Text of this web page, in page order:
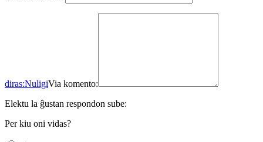
diras:NuligiVia komento:
Elektu la ĝustan respondon sube:
Per kiu oni vidas?